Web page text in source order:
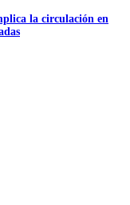
la circulación en